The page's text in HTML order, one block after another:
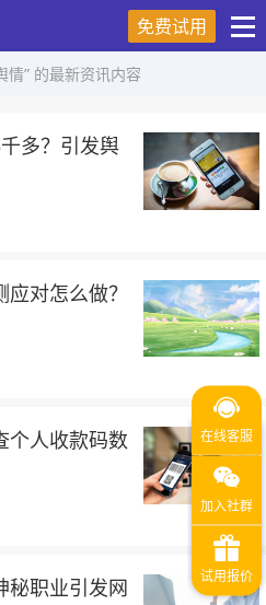
免费试用
情” 的最新资讯内容
多？引发舆
对怎么做？
个人收款码数
秘职业引发网